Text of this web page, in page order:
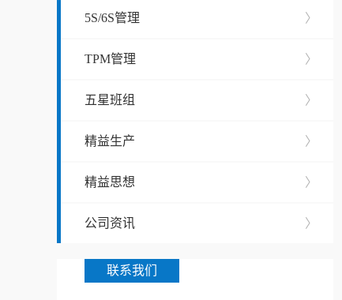
5S/6S管理 〉
TPM管理 〉
五星班组 〉
精益生产 〉
精益思想 〉
公司资讯 〉
联系我们